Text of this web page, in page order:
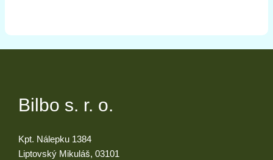
Bilbo s. r. o.
Kpt. Nálepku 1384
Liptovský Mikuláš, 03101